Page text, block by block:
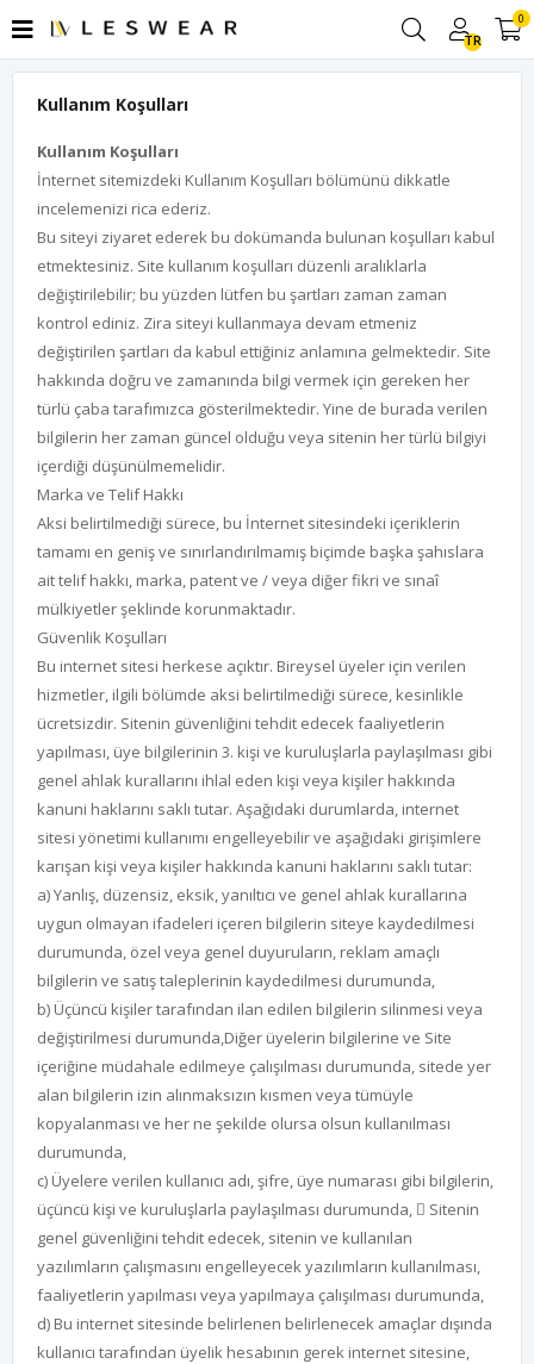
TR
0
Kullanım Koşulları
Kullanım Koşulları
İnternet sitemizdeki Kullanım Koşulları bölümünü dikkatle
incelemenizi rica ederiz.
Bu siteyi ziyaret ederek bu dokümanda bulunan koşulları kabul
etmektesiniz. Site kullanım koşulları düzenli aralıklarla
değiştirilebilir; bu yüzden lütfen bu şartları zaman zaman
kontrol ediniz. Zira siteyi kullanmaya devam etmeniz
değiştirilen şartları da kabul ettiğiniz anlamına gelmektedir. Site
hakkında doğru ve zamanında bilgi vermek için gereken her
türlü çaba tarafımızca gösterilmektedir. Yine de burada verilen
bilgilerin her zaman güncel olduğu veya sitenin her türlü bilgiyi
içerdiği düşünülmemelidir.
Marka ve Telif Hakkı
Aksi belirtilmediği sürece, bu İnternet sitesindeki içeriklerin
tamamı en geniş ve sınırlandırılmamış biçimde başka şahıslara
ait telif hakkı, marka, patent ve / veya diğer fikri ve sınaî
mülkiyetler şeklinde korunmaktadır.
Güvenlik Koşulları
Bu internet sitesi herkese açıktır. Bireysel üyeler için verilen
hizmetler, ilgili bölümde aksi belirtilmediği sürece, kesinlikle
ücretsizdir. Sitenin güvenliğini tehdit edecek faaliyetlerin
yapılması, üye bilgilerinin 3. kişi ve kuruluşlarla paylaşılması gibi
genel ahlak kurallarını ihlal eden kişi veya kişiler hakkında
kanuni haklarını saklı tutar. Aşağıdaki durumlarda, internet
sitesi yönetimi kullanımı engelleyebilir ve aşağıdaki girişimlere
karışan kişi veya kişiler hakkında kanuni haklarını saklı tutar:
a) Yanlış, düzensiz, eksik, yanıltıcı ve genel ahlak kurallarına
uygun olmayan ifadeleri içeren bilgilerin siteye kaydedilmesi
durumunda, özel veya genel duyuruların, reklam amaçlı
bilgilerin ve satış taleplerinin kaydedilmesi durumunda,
b) Üçüncü kişiler tarafından ilan edilen bilgilerin silinmesi veya
değiştirilmesi durumunda,Diğer üyelerin bilgilerine ve Site
içeriğine müdahale edilmeye çalışılması durumunda, sitede yer
alan bilgilerin izin alınmaksızın kısmen veya tümüyle
kopyalanması ve her ne şekilde olursa olsun kullanılması
durumunda,
c) Üyelere verilen kullanıcı adı, şifre, üye numarası gibi bilgilerin,
üçüncü kişi ve kuruluşlarla paylaşılması durumunda,  Sitenin
genel güvenliğini tehdit edecek, sitenin ve kullanılan
yazılımların çalışmasını engelleyecek yazılımların kullanılması,
faaliyetlerin yapılması veya yapılmaya çalışılması durumunda,
d) Bu internet sitesinde belirlenen belirlenecek amaçlar dışında
kullanıcı tarafından üyelik hesabının gerek internet sitesine,